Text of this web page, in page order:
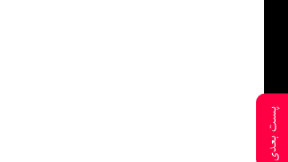
پست بعدی